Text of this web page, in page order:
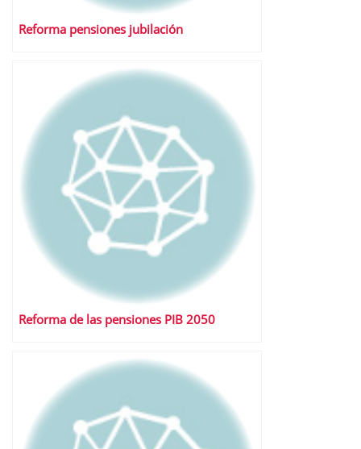
Reforma pensiones jubilación
Reforma de las pensiones PIB 2050